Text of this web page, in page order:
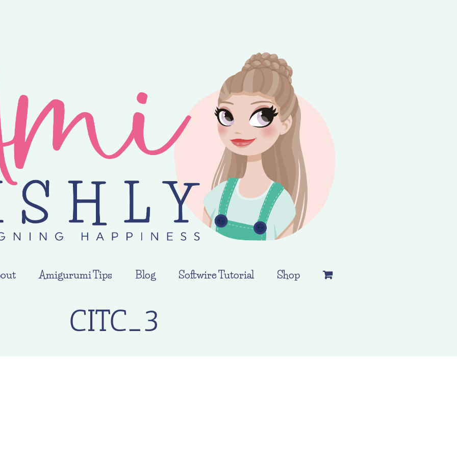
Amigurumi Tips Blog Softwire Tutorial Shop
CITC_3
ontvang je 25% korting op alle losse Amilishly patronen bij een minimale besteding van €10,-. Geldig tot en met